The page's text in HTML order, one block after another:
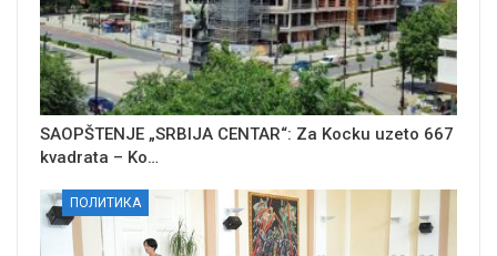
SAOPŠTENJE „SRBIJA CENTAR“: Za Kocku uzeto 667
kvadrata – Ko…
ПОЛИТИКА